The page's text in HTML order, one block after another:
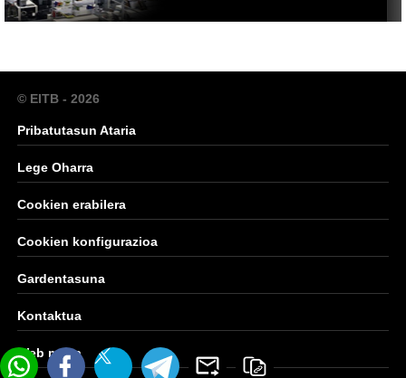
© EITB - 2026
Pribatutasun Ataria
Lege Oharra
Cookien erabilera
Cookien konfigurazioa
Gardentasuna
Kontaktua
Web mapa